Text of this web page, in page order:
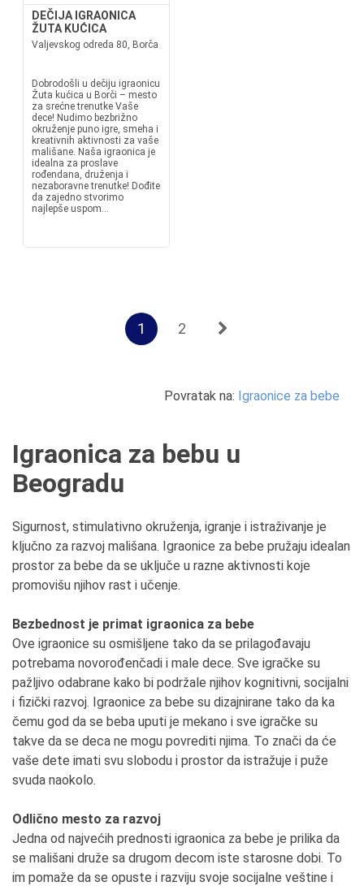
DEČIJA IGRAONICA
ŽUTA KUĆICA
Valjevskog odreda 80, Borča
Dobrodošli u dečiju igraonicu
Žuta kućica u Borči – mesto
za srećne trenutke Vaše
dece! Nudimo bezbrižno
okruženje puno igre, smeha i
kreativnih aktivnosti za vaše
mališane. Naša igraonica je
idealna za proslave
rođendana, druženja i
nezaboravne trenutke! Dođite
da zajedno stvorimo
najlepše uspom...
1 2
Povratak na: Igraonice za bebe
Igraonica za bebu u
Beogradu
Sigurnost, stimulativno okruženja, igranje i istraživanje je
ključno za razvoj mališana. Igraonice za bebe pružaju idealan
prostor za bebe da se uključe u razne aktivnosti koje
promovišu njihov rast i učenje.
Bezbednost je primat igraonica za bebe
Ove igraonice su osmišljene tako da se prilagođavaju
potrebama novorođenčadi i male dece. Sve igračke su
pažljivo odabrane kako bi podržale njihov kognitivni, socijalni
i fizički razvoj. Igraonice za bebe su dizajnirane tako da ka
čemu god da se beba uputi je mekano i sve igračke su
takve da se deca ne mogu povrediti njima. To znači da će
vaše dete imati svu slobodu i prostor da istražuje i puže
svuda naokolo.
Odlično mesto za razvoj
Jedna od najvećih prednosti igraonica za bebe je prilika da
se mališani druže sa drugom decom iste starosne dobi. To
im pomaže da se opuste i razviju svoje socijalne veštine i